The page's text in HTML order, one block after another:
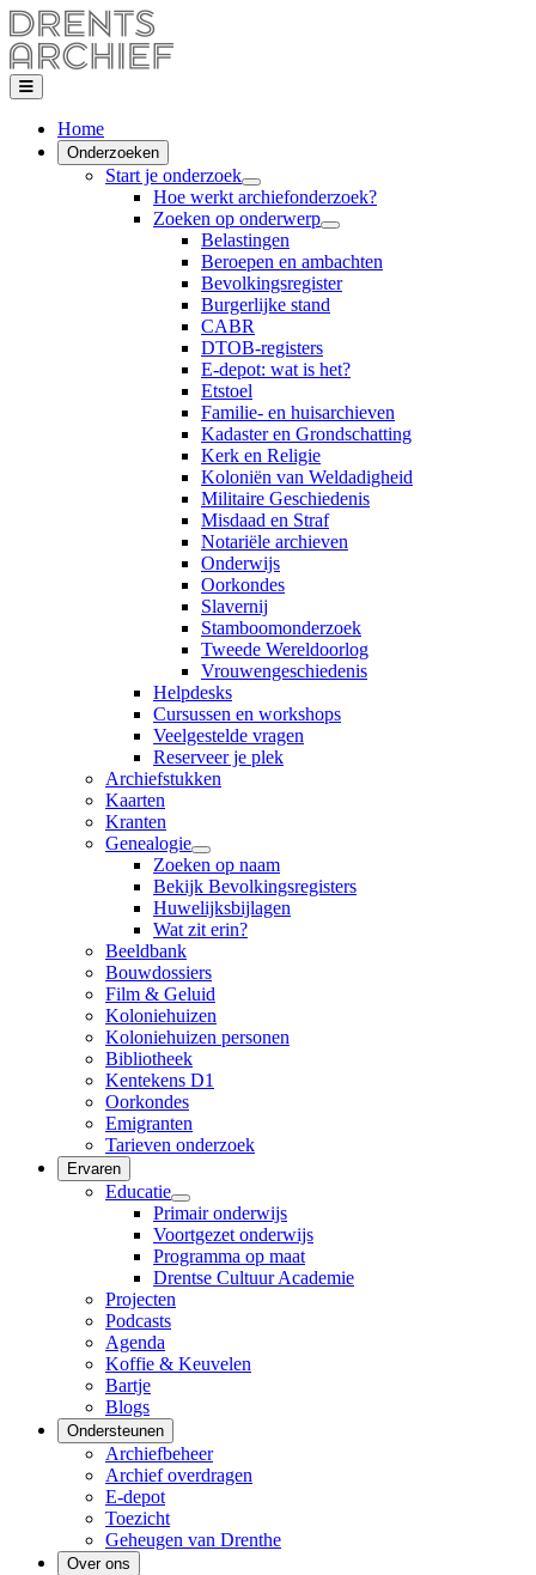
Home
Onderzoeken
Start je onderzoek
Hoe werkt archiefonderzoek?
Zoeken op onderwerp
Belastingen
Beroepen en ambachten
Bevolkingsregister
Burgerlijke stand
CABR
DTOB-registers
E-depot: wat is het?
Etstoel
Familie- en huisarchieven
Kadaster en Grondschatting
Kerk en Religie
Koloniën van Weldadigheid
Militaire Geschiedenis
Misdaad en Straf
Notariële archieven
Onderwijs
Oorkondes
Slavernij
Stamboomonderzoek
Tweede Wereldoorlog
Vrouwengeschiedenis
Helpdesks
Cursussen en workshops
Veelgestelde vragen
Reserveer je plek
Archiefstukken
Kaarten
Kranten
Genealogie
Zoeken op naam
Bekijk Bevolkingsregisters
Huwelijksbijlagen
Wat zit erin?
Beeldbank
Bouwdossiers
Film & Geluid
Koloniehuizen
Koloniehuizen personen
Bibliotheek
Kentekens D1
Oorkondes
Emigranten
Tarieven onderzoek
Ervaren
Educatie
Primair onderwijs
Voortgezet onderwijs
Programma op maat
Drentse Cultuur Academie
Projecten
Podcasts
Agenda
Koffie & Keuvelen
Bartje
Blogs
Ondersteunen
Archiefbeheer
Archief overdragen
E-depot
Toezicht
Geheugen van Drenthe
Over ons